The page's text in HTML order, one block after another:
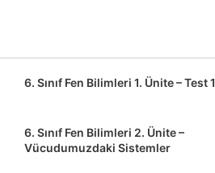
6. Sınıf Fen Bilimleri 1. Ünite – Test 1
6. Sınıf Fen Bilimleri 2. Ünite –
Vücudumuzdaki Sistemler